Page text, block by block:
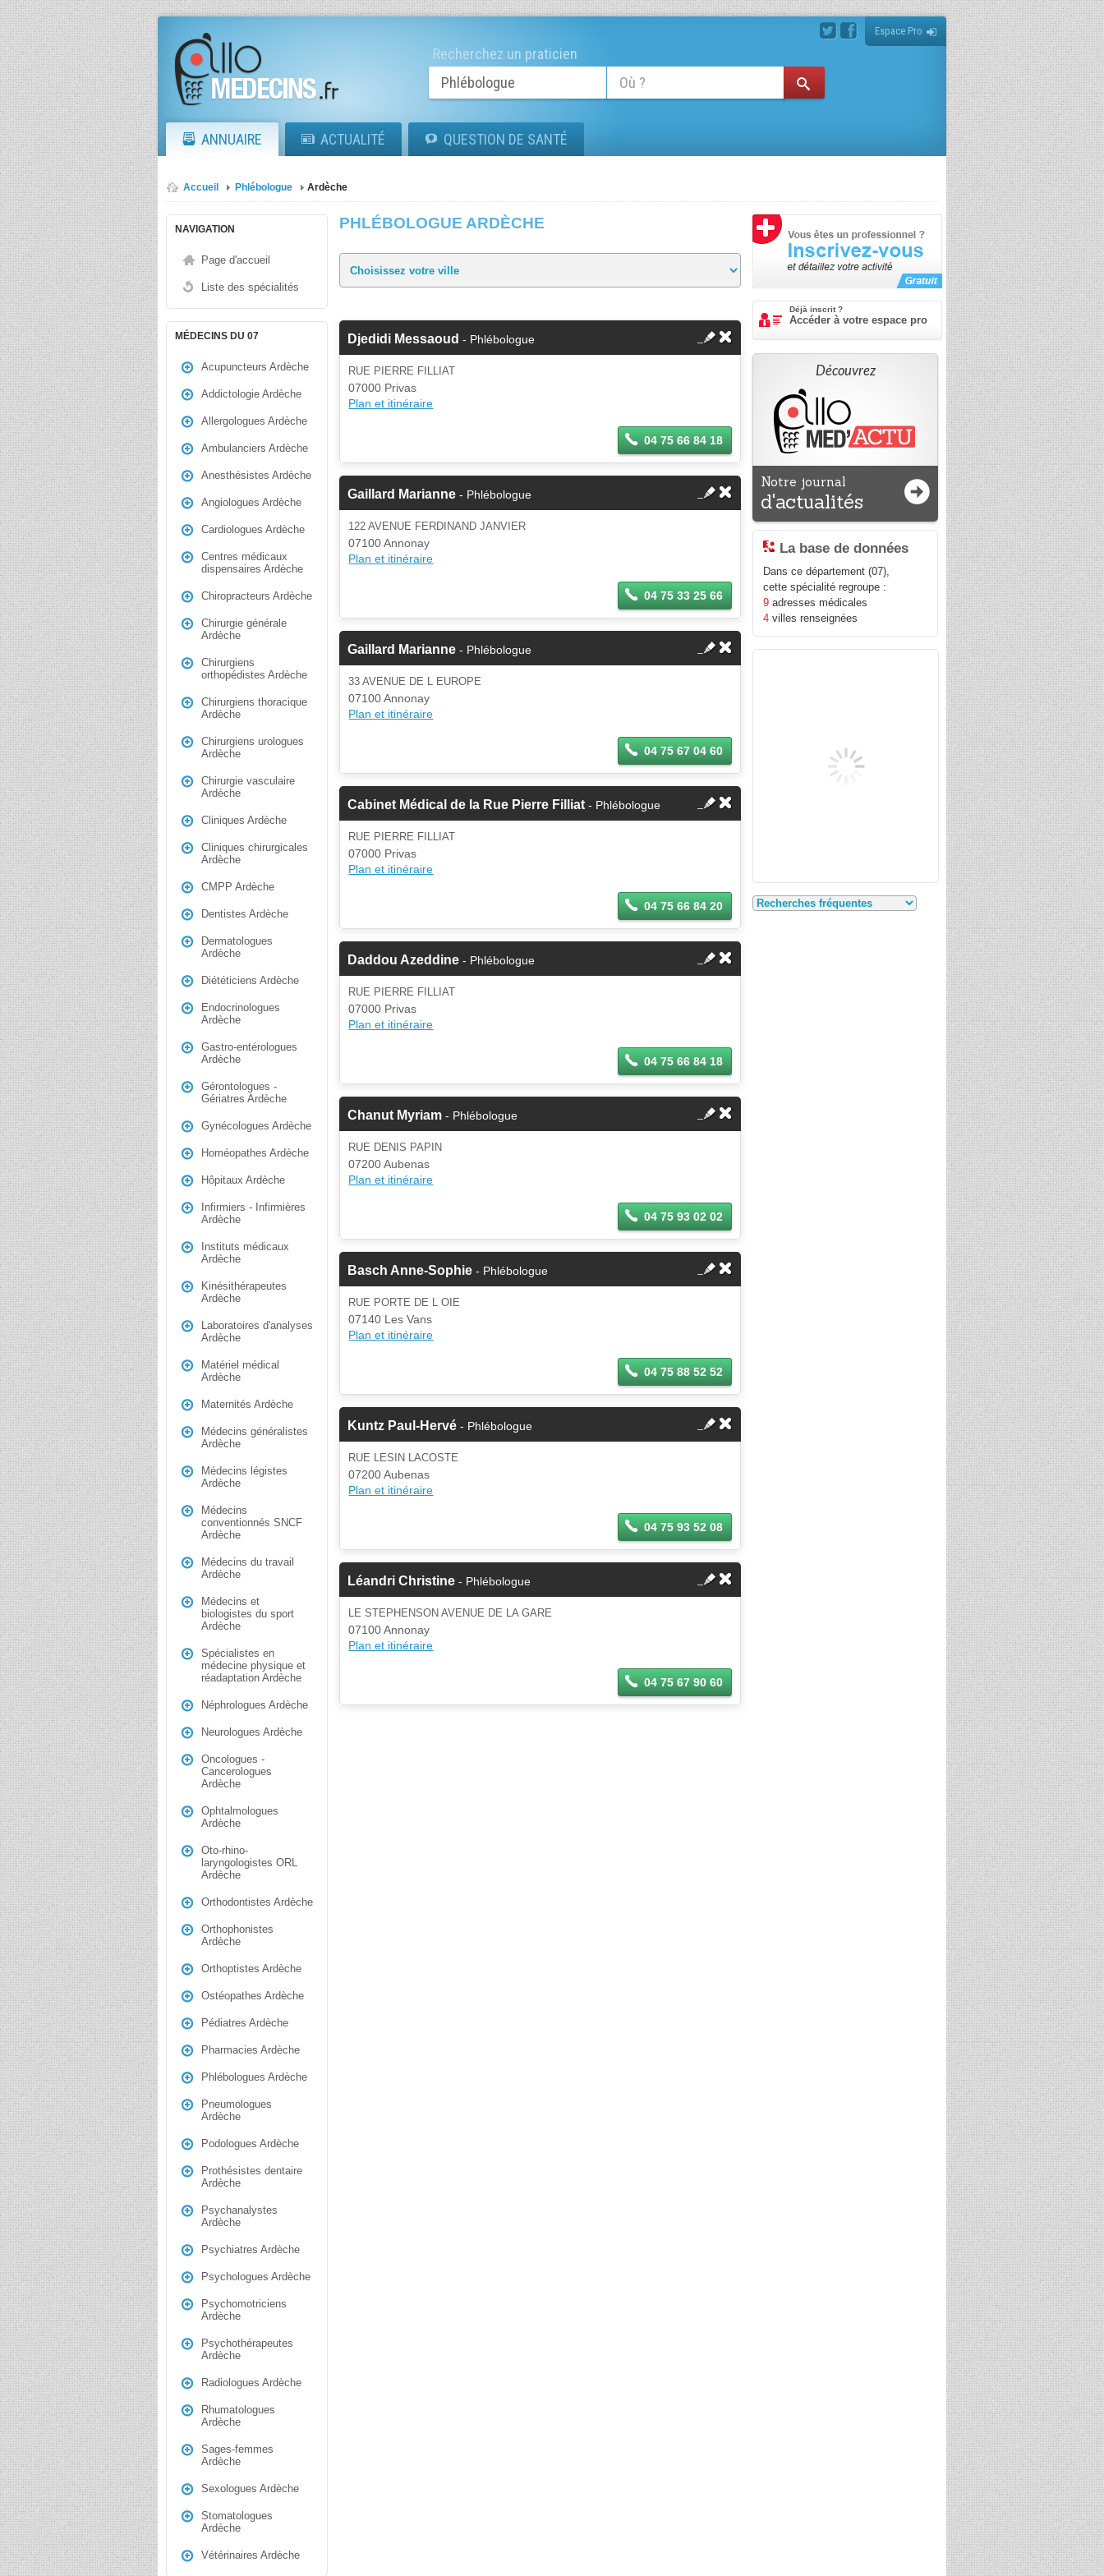
Espace Pro
Recherchez un praticien
ANNUAIRE ACTUALITÉ QUESTION DE SANTÉ
Accueil Phlébologue Ardèche
NAVIGATION
Page d'accueil
Liste des spécialités
MÉDECINS DU 07
Acupuncteurs Ardèche
Addictologie Ardèche
Allergologues Ardèche
Ambulanciers Ardèche
Anesthésistes Ardèche
Angiologues Ardèche
Cardiologues Ardèche
Centres médicaux
dispensaires Ardèche
Chiropracteurs Ardèche
Chirurgie générale
Ardèche
Chirurgiens
orthopédistes Ardèche
Chirurgiens thoracique
Ardèche
Chirurgiens urologues
Ardèche
Chirurgie vasculaire
Ardèche
Cliniques Ardèche
Cliniques chirurgicales
Ardèche
CMPP Ardèche
Dentistes Ardèche
Dermatologues
Ardèche
Diététiciens Ardèche
Endocrinologues
Ardèche
Gastro-entérologues
Ardèche
Gérontologues -
Gériatres Ardèche
Gynécologues Ardèche
Homéopathes Ardèche
Hôpitaux Ardèche
Infirmiers - Infirmières
Ardèche
Instituts médicaux
Ardèche
Kinésithérapeutes
Ardèche
Laboratoires d'analyses
Ardèche
Matériel médical
Ardèche
Maternités Ardèche
Médecins généralistes
Ardèche
Médecins légistes
Ardèche
Médecins
conventionnés SNCF
Ardèche
Médecins du travail
Ardèche
Médecins et
biologistes du sport
Ardèche
Spécialistes en
médecine physique et
réadaptation Ardèche
Néphrologues Ardèche
Neurologues Ardèche
Oncologues -
Cancerologues
Ardèche
Ophtalmologues
Ardèche
Oto-rhino-
laryngologistes ORL
Ardèche
Orthodontistes Ardèche
Orthophonistes
Ardèche
Orthoptistes Ardèche
Ostéopathes Ardèche
Pédiatres Ardèche
Pharmacies Ardèche
Phlébologues Ardèche
Pneumologues
Ardèche
Podologues Ardèche
Prothésistes dentaire
Ardèche
Psychanalystes
Ardèche
Psychiatres Ardèche
Psychologues Ardèche
Psychomotriciens
Ardèche
Psychothérapeutes
Ardèche
Radiologues Ardèche
Rhumatologues
Ardèche
Sages-femmes
Ardèche
Sexologues Ardèche
Stomatologues
Ardèche
Vétérinaires Ardèche
PHLÉBOLOGUE ARDÈCHE
Djedidi Messaoud - Phlébologue
RUE PIERRE FILLIAT
07000 Privas
Plan et itinéraire
04 75 66 84 18
Gaillard Marianne - Phlébologue
122 AVENUE FERDINAND JANVIER
07100 Annonay
Plan et itinéraire
04 75 33 25 66
Gaillard Marianne - Phlébologue
33 AVENUE DE L EUROPE
07100 Annonay
Plan et itinéraire
04 75 67 04 60
Cabinet Médical de la Rue Pierre Filliat - Phlébologue
RUE PIERRE FILLIAT
07000 Privas
Plan et itinéraire
04 75 66 84 20
Daddou Azeddine - Phlébologue
RUE PIERRE FILLIAT
07000 Privas
Plan et itinéraire
04 75 66 84 18
Chanut Myriam - Phlébologue
RUE DENIS PAPIN
07200 Aubenas
Plan et itinéraire
04 75 93 02 02
Basch Anne-Sophie - Phlébologue
RUE PORTE DE L OIE
07140 Les Vans
Plan et itinéraire
04 75 88 52 52
Kuntz Paul-Hervé - Phlébologue
RUE LESIN LACOSTE
07200 Aubenas
Plan et itinéraire
04 75 93 52 08
Léandri Christine - Phlébologue
LE STEPHENSON AVENUE DE LA GARE
07100 Annonay
Plan et itinéraire
04 75 67 90 60
Déjà inscrit ?
Accéder à votre espace pro
Découvrez
Notre journal
d'actualités
La base de données
Dans ce département (07),
cette spécialité regroupe :
9 adresses médicales
4 villes renseignées